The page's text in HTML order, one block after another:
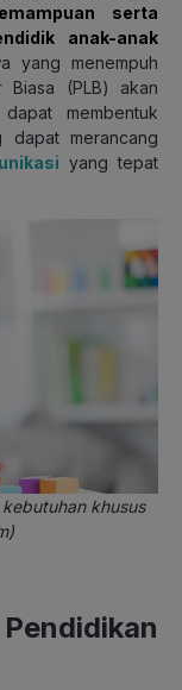
serta
anak-anak
yang menempuh
Biasa (PLB) akan
membentuk
dapat merancang
yang tepat
khusus